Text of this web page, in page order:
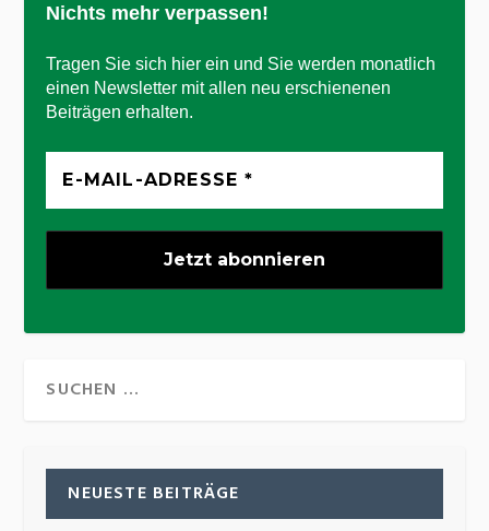
Nichts mehr verpassen!
Tragen Sie sich hier ein und Sie werden monatlich
einen Newsletter mit allen neu erschienenen
Beiträgen erhalten.
NEUESTE BEITRÄGE